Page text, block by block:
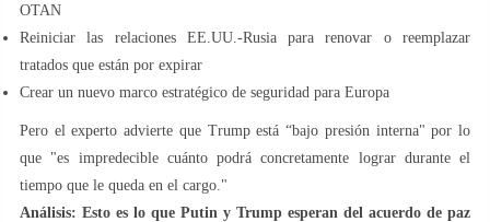
OTAN
Reiniciar las relaciones EE.UU.-Rusia para renovar o reemplazar
tratados que están por expirar
Crear un nuevo marco estratégico de seguridad para Europa
Pero el experto advierte que Trump está “bajo presión interna" por lo
que "es impredecible cuánto podrá concretamente lograr durante el
tiempo que le queda en el cargo."
Análisis: Esto es lo que Putin y Trump esperan del acuerdo de paz